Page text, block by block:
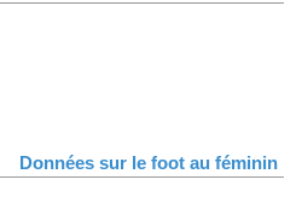
Données sur le foot au féminin